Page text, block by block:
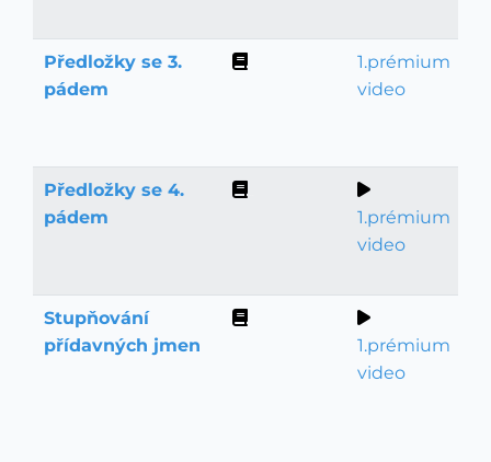
Předložky se 3.
pádem
1.prémium
video
Předložky se 4.
pádem
1.prémium
video
Stupňování
přídavných jmen
1.prémium
video